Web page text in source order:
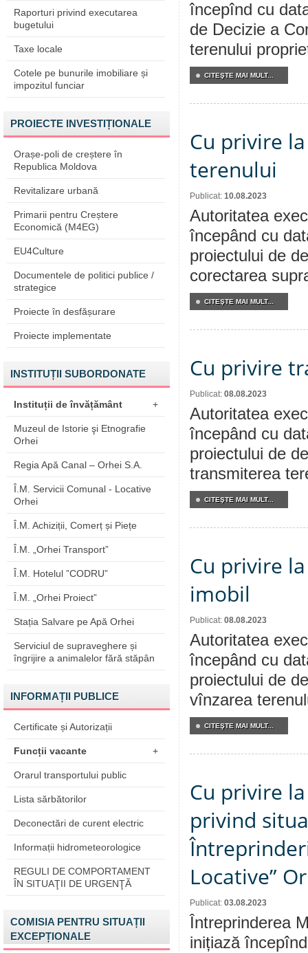
Raporturi privind executarea
bugetului
Taxe locale
Cotele pe bunurile imobiliare și
impozitul funciar
PROIECTE INVESTIȚIONALE
Orașe-poli de creștere în
Republica Moldova
Revitalizare urbană
Primarii pentru Creștere
Economică (M4EG)
EU4Culture
Documentele de politici publice /
strategice
Proiecte în desfășurare
Proiecte implementate
INSTITUȚII SUBORDONATE
Instituții de învățământ +
Muzeul de Istorie şi Etnografie
Orhei
Regia Apă Canal – Orhei S.A.
Î.M. Servicii Comunal - Locative
Orhei
Î.M. Achiziții, Comerț și Piețe
Î.M. „Orhei Transport”
Î.M. Hotelul ”CODRU”
Î.M. „Orhei Proiect”
Stația Salvare pe Apă Orhei
Serviciul de supraveghere și
îngrijire a animalelor fără stăpân
INFORMAȚII PUBLICE
Certificate și Autorizații
Funcții vacante +
Orarul transportului public
Lista sărbătorilor
Deconectări de curent electric
Informații hidrometeorologice
REGULI DE COMPORTAMENT
ÎN SITUAŢII DE URGENŢĂ
COMISIA PENTRU SITUAȚII
EXCEPȚIONALE
începînd cu
de Decizie a
terenului
CITEŞTE MAI MULT...
Cu privire
terenului
Publicat: 10.08.2023
Autoritatea
începând cu
proiectului de
corectarea
CITEŞTE MAI MULT...
Cu privire
Publicat: 08.08.2023
Autoritatea
începând cu
proiectului de
transmiterea
CITEŞTE MAI MULT...
Cu privire
imobil
Publicat: 08.08.2023
Autoritatea
începând cu
proiectului de
vînzarea
CITEŞTE MAI MULT...
Cu privire
privind
Locative”
Publicat: 03.08.2023
Întreprinderea
inițiază